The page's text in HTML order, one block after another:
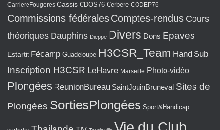
CarriereFougeres Cassis CDOS76 Cerbere CODEP76
Commissions fédérales Comptes-rendus Cours
théoriques Dauphins Dieppe Divers Dons Epaves
Estartit Fécamp Guadeloupe H3CSR_Team HandiSub
Inscription H3CSR LeHavre Marseille Photo-vidéo
Plongées ReunionBureau SaintJouinBruneval Sites de
Plongées SortiesPlongées Sport&Handicap